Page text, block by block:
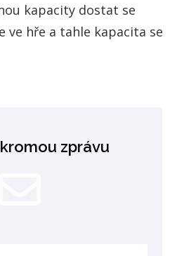
kapacity dostat se
ve hře a tahle kapacita se
zprávu